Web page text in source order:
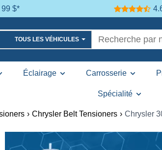
$*
TOUS LES VÉHICULES
Éclairage Carrosserie
Spécialité
› Chrysler Belt Tensioners › Chrysler